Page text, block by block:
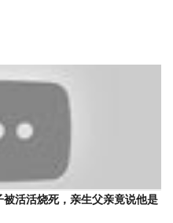
被活活烧死，亲生父亲竟说他是